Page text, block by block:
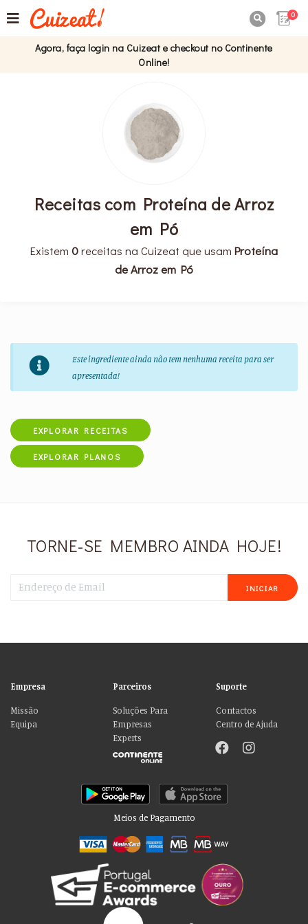
0
Agora, faça login na Cuizeat e checkout no Continente
Online!
Receitas com Proteína de Arroz
em Pó
Existem 0receitas na Cuizeat que usam Proteína
de Arroz em Pó
Este ingrediente ainda não tem nenhuma receita para ser
apresentada!
EXPLORAR RECEITAS
EXPLORAR PLANOS
TORNE-SE MEMBRO AINDA HOJE!
INICIAR
Empresa
Missão
Equipa
Parceiros
Soluções Para
Empresas
Experts
Suporte
Contactos
Centro de Ajuda
Meios de Pagamento